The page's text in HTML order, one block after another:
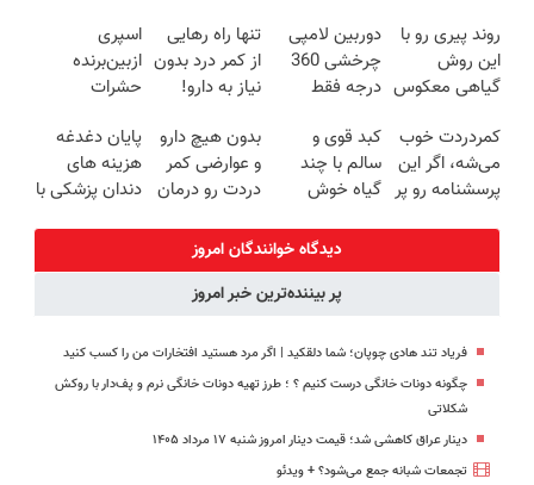
روزه ساخت!
در مقابل بید
زیست و با
محافظت
طبیعی
روند پیری رو با
این روش
گیاهی معکوس
دوربین لامپی
چرخشی 360
درجه فقط
🔥 پرداخت
درب منزل
تنها راه رهایی
از کمر درد بدون
نیاز به دارو!
اسپری
ازبین‌برنده
حشرات
فرمول
پیشرفته،
مقابله با انواع
کمردردت خوب
می‌شه، اگر این
پرسشنامه رو پر
کبد قوی و
سالم با چند
گیاه خوش
بدون هیچ دارو
و عوارضی کمر
دردت رو درمان
(پرسش‌نامه)
پایان دغدغه
هزینه های
دندان پزشکی با
دیدگاه خوانندگان امروز
پر بیننده‌ترین خبر امروز
فریاد تند هادی چوپان؛‌ شما دلقکید | اگر مرد هستید افتخارات من را کسب کنید
چگونه دونات خانگی درست کنیم ؟ ؛ طرز تهیه دونات خانگی نرم و پف‌دار با روکش
شکلاتی
دینار عراق کاهشی شد؛ قیمت دینار امروز شنبه ۱۷ مرداد ۱۴۰۵
تجمعات شبانه جمع می‌شود؟ + ویدئو